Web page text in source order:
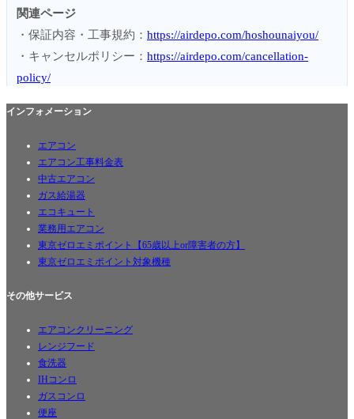
関連ページ
・保証内容・工事規約： https://airdepo.com/hoshounaiyou/
・キャンセルポリシー： https://airdepo.com/cancellation-
policy/
インフォメーション
エアコン
エアコン工事料金表
中古エアコン
ガス給湯器
エコキュート
業務用エアコン
東京ゼロエミポイント【65歳以上or障害者の方】
東京ゼロエミポイント対象機種
その他サービス
エアコンクリーニング
レンジフード
食洗器
IHコンロ
ガスコンロ
便座